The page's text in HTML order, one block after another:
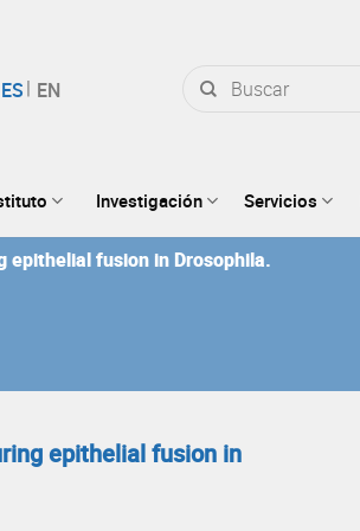
por:
Investigación Servicios
epithelial fusion in Drosophila.
epithelial fusion in